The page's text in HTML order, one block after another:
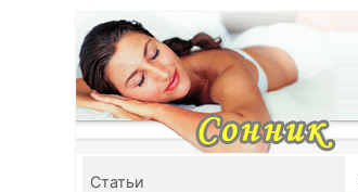
Cтатьи